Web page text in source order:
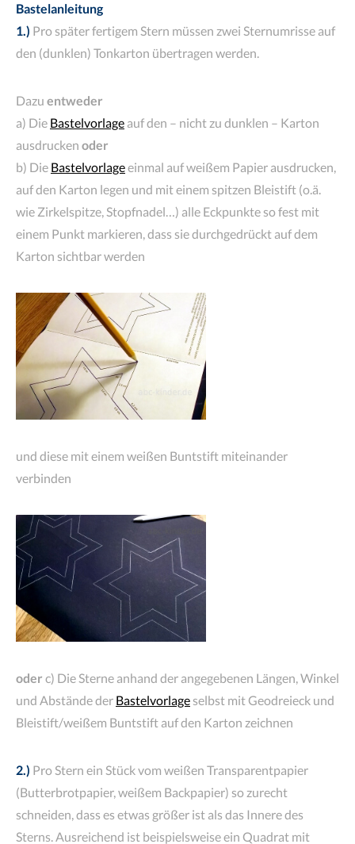
Bastelanleitung
1.) Pro später fertigem Stern müssen zwei Sternumrisse auf
den (dunklen) Tonkarton übertragen werden.
Dazu entweder
a) Die Bastelvorlage auf den – nicht zu dunklen – Karton
ausdrucken oder
b) Die Bastelvorlageeinmal auf weißem Papier ausdrucken,
auf den Karton legen und mit einem spitzen Bleistift (o.ä.
wie Zirkelspitze, Stopfnadel…) alle Eckpunkte so fest mit
einem Punkt markieren, dass sie durchgedrückt auf dem
Karton sichtbar werden
und diese mit einem weißen Buntstift miteinander
verbinden
oder c) Die Sterne anhand der angegebenen Längen, Winkel
und Abstände der Bastelvorlage selbst mit Geodreieck und
Bleistift/weißem Buntstift auf den Karton zeichnen
2.) Pro Stern ein Stück vom weißen Transparentpapier
(Butterbrotpapier, weißem Backpapier) so zurecht
schneiden, dass es etwas größer ist als das Innere des
Sterns. Ausreichend ist beispielsweise ein Quadrat mit